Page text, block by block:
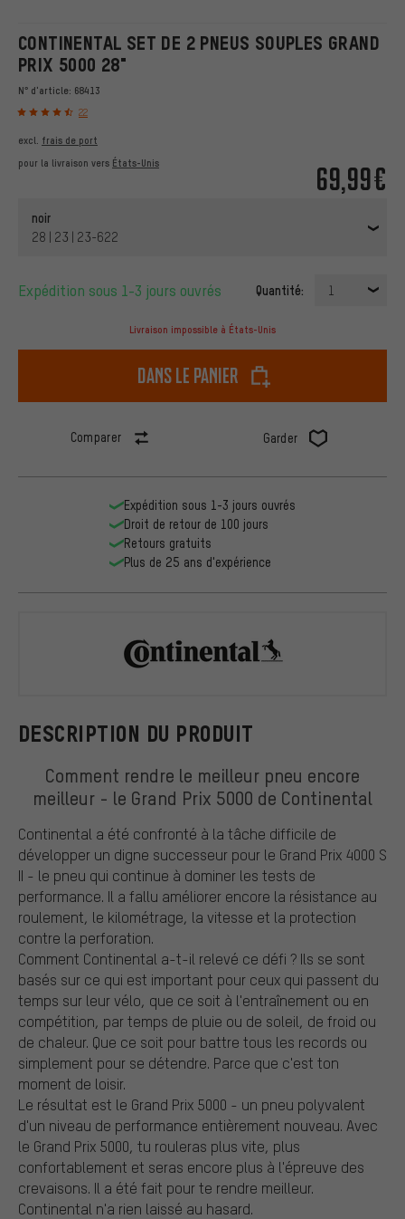
CONTINENTAL SET DE 2 PNEUS SOUPLES GRAND
PRIX 5000 28"
N° d'article: 68413
22
69,99€
excl. frais de port
pour la livraison vers États-Unis
noir
28 | 23 | 23-622
Expédition sous 1-3 jours ouvrés Quantité: 1
Livraison impossible à États-Unis
dans le panier
Comparer Garder
DESCRIPTION DU PRODUIT
Comment rendre le meilleur pneu encore
meilleur - le Grand Prix 5000 de Continental
Continental a été confronté à la tâche difficile de
développer un digne successeur pour le Grand Prix 4000 S
II - le pneu qui continue à dominer les tests de
performance. Il a fallu améliorer encore la résistance au
roulement, le kilométrage, la vitesse et la protection
contre la perforation.
Comment Continental a-t-il relevé ce défi ? Ils se sont
basés sur ce qui est important pour ceux qui passent du
temps sur leur vélo, que ce soit à l'entraînement ou en
compétition, par temps de pluie ou de soleil, de froid ou
de chaleur. Que ce soit pour battre tous les records ou
simplement pour se détendre. Parce que c'est ton
moment de loisir.
Le résultat est le Grand Prix 5000 - un pneu polyvalent
d'un niveau de performance entièrement nouveau. Avec
le Grand Prix 5000, tu rouleras plus vite, plus
confortablement et seras encore plus à l'épreuve des
crevaisons. Il a été fait pour te rendre meilleur.
Continental n'a rien laissé au hasard.
Expédition sous 1-3 jours ouvrés
Droit de retour de 100 jours
Retours gratuits
Plus de 25 ans d'expérience